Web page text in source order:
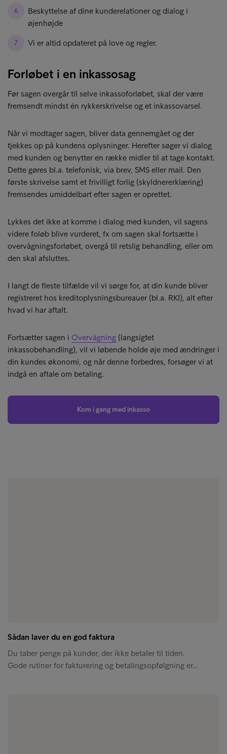
Beskyttelse af dine kunderelationer og dialog i
øjenhøjde
Vi er altid opdateret på love og regler.
Forløbet i en inkassosag
Før sagen overgår til selve inkassoforløbet, skal der være
fremsendt mindst én rykkerskrivelse og et inkassovarsel.
Når vi modtager sagen, bliver data gennemgået og der
tjekkes op på kundens oplysninger. Herefter søger vi dialog
med kunden og benytter en række midler til at tage kontakt.
Dette gøres bl.a. telefonisk, via brev, SMS eller mail. Den
første skrivelse samt et frivilligt forlig (skyldnererklæring)
fremsendes umiddelbart efter sagen er oprettet.
Lykkes det ikke at komme i dialog med kunden, vil sagens
videre foløb blive vurderet, fx om sagen skal fortsætte i
overvågningsforløbet, overgå til retslig behandling, eller om
den skal afsluttes.
I langt de fleste tilfælde vil vi sørge for, at din kunde bliver
registreret hos kreditoplysningsbureauer (bl.a. RKI), alt efter
hvad vi har aftalt.
Fortsætter sagen i Overvågning (langsigtet
inkassobehandling), vil vi løbende holde øje med ændringer i
din kundes økonomi, og når denne forbedres, forsøger vi at
indgå en aftale om betaling.
Kom i gang med inkasso
Sådan laver du en god faktura
Du taber penge på kunder, der ikke betaler til tiden.
Gode rutiner for fakturering og betalingsopfølgning er…